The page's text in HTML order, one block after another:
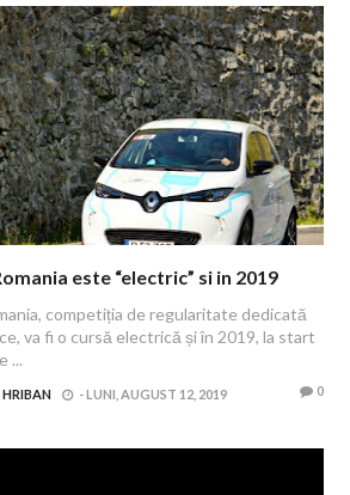
este “electric” si in 2019
competiția de regularitate dedicată
va fi o cursă electrică și în 2019, la start
...
-LUNI, AUGUST 12, 2019 0